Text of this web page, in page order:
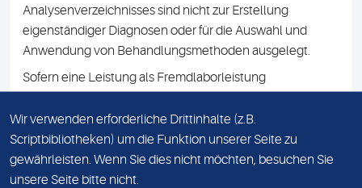
Analysenverzeichnisses sind nicht zur Erstellung
eigenständiger Diagnosen oder für die Auswahl und
Anwendung von Behandlungsmethoden ausgelegt.
Sofern eine Leistung als Fremdlaborleistung
Namen des Fremdlabors mit. Mit der Beauftragung der
Fremdlaborleistung erklären Sie sich mit dieser
Vereinbarung einverstanden.
Wir verwenden erforderliche Drittinhalte (z.B.
Scriptbibliotheken) um die Funktion unserer Seite zu
gewährleisten. Wenn Sie dies nicht möchten, besuchen Sie
unsere Seite bitte nicht.